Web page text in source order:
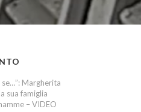
se…”: Margherita
sua famiglia
– VIDEO